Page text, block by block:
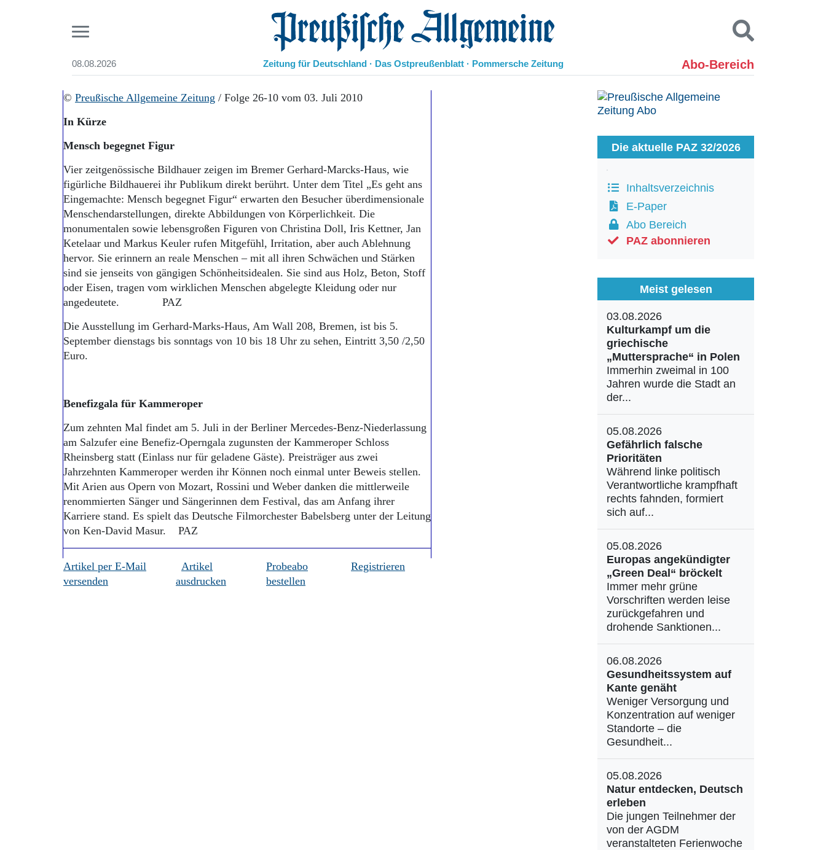
08.08.2026 Preußische Allgemeine Zeitung
Zeitung für Deutschland · Das Ostpreußenblatt · Pommersche Zeitung Abo-Bereich
Start
Aktuelle Ausgabe
Abonnent werden
Abo Prämien
Archiv
Mediadaten
Leben
Geschichte
Ostpreußen
Pommern
Berlin-Brandenburg
Schlesien
Danzig und Westpreußen
Bücher
Kontakt
Suchen und finden
© Preußische Allgemeine Zeitung / Folge 26-10 vom 03. Juli 2010
In Kürze
Mensch begegnet Figur
Vier zeitgenössische Bildhauer zeigen im Bremer Gerhard-Marcks-Haus, wie
figürliche Bildhauerei ihr Publikum direkt berührt. Unter dem Titel „Es geht ans
Eingemachte: Mensch begegnet Figur“ erwarten den Besucher überdimensionale
Menschendarstellungen, direkte Abbildungen von Körperlichkeit. Die
monumentalen sowie lebensgroßen Figuren von Christina Doll, Iris Kettner, Jan
Ketelaar und Markus Keuler rufen Mitgefühl, Irritation, aber auch Ablehnung
hervor. Sie erinnern an reale Menschen – mit all ihren Schwächen und Stärken
sind sie jenseits von gängigen Schönheitsidealen. Sie sind aus Holz, Beton, Stoff
oder Eisen, tragen vom wirklichen Menschen abgelegte Kleidung oder nur
angedeutete. PAZ
Die Ausstellung im Gerhard-Marks-Haus, Am Wall 208, Bremen, ist bis 5.
September dienstags bis sonntags von 10 bis 18 Uhr zu sehen, Eintritt 3,50 /2,50
Euro.
Benefizgala für Kammeroper
Zum zehnten Mal findet am 5. Juli in der Berliner Mercedes-Benz-Niederlassung
am Salzufer eine Benefiz-Operngala zugunsten der Kammeroper Schloss
Rheinsberg statt (Einlass nur für geladene Gäste). Preisträger aus zwei
Jahrzehnten Kammeroper werden ihr Können noch einmal unter Beweis stellen.
Mit Arien aus Opern von Mozart, Rossini und Weber danken die mittlerweile
renommierten Sänger und Sängerinnen dem Festival, das am Anfang ihrer
Karriere stand. Es spielt das Deutsche Filmorchester Babelsberg unter der Leitung
von Ken-David Masur. PAZ
Artikel per E-Mail
versenden
Artikel
ausdrucken
Probeabo
bestellen
Registrieren
Die aktuelle PAZ 32/2026
Inhaltsverzeichnis
E-Paper
Abo Bereich
PAZ abonnieren
Meist gelesen
03.08.2026
Kulturkampf um die
griechische
„Muttersprache“ in Polen
Immerhin zweimal in 100
Jahren wurde die Stadt an
der...
05.08.2026
Gefährlich falsche
Prioritäten
Während linke politisch
Verantwortliche krampfhaft
rechts fahnden, formiert
sich auf...
05.08.2026
Europas angekündigter
„Green Deal“ bröckelt
Immer mehr grüne
Vorschriften werden leise
zurückgefahren und
drohende Sanktionen...
06.08.2026
Gesundheitssystem auf
Kante genäht
Weniger Versorgung und
Konzentration auf weniger
Standorte – die
Gesundheit...
05.08.2026
Natur entdecken, Deutsch
erleben
Die jungen Teilnehmer der
von der AGDM
veranstalteten Ferienwoche